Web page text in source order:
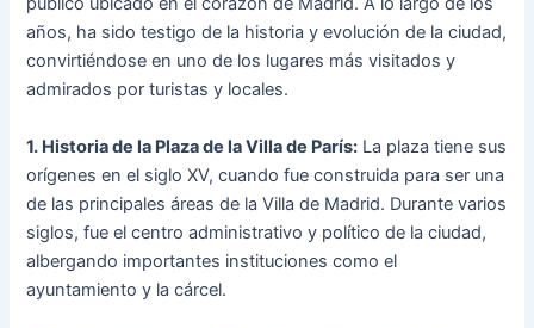
años, ha sido testigo de la historia y evolución de la ciudad,
convirtiéndose en uno de los lugares más visitados y
admirados por turistas y locales.
1. Historia de la Plaza de la Villa de París: La plaza tiene sus
orígenes en el siglo XV, cuando fue construida para ser una
de las principales áreas de la Villa de Madrid. Durante varios
siglos, fue el centro administrativo y político de la ciudad,
albergando importantes instituciones como el
ayuntamiento y la cárcel.